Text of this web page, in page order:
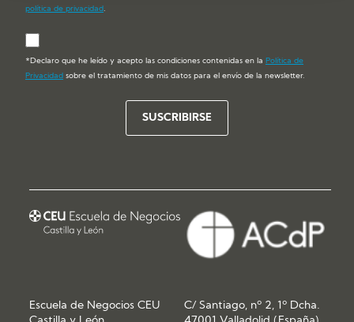
política de privacidad.
*Declaro que he leído y acepto las condiciones contenidas en la Política de
Privacidad sobre el tratamiento de mis datos para el envío de la newsletter.
Escuela de Negocios CEU
C/ Santiago, nº 2, 1º Dcha.